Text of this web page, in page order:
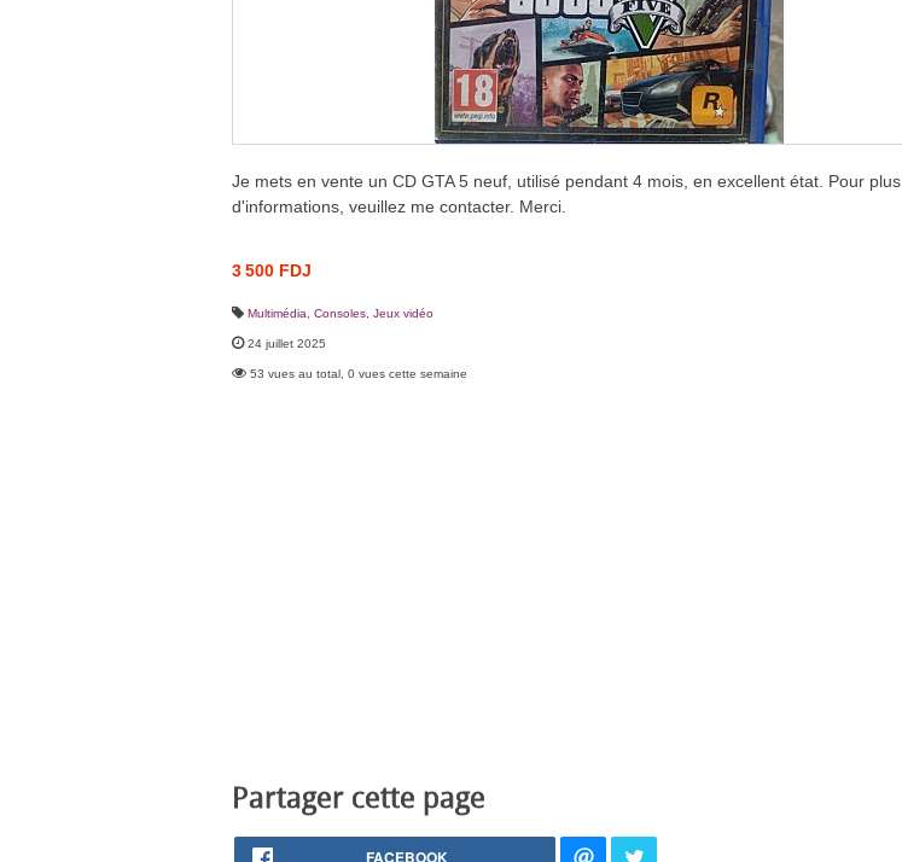
Je mets en vente un CD GTA 5 neuf, utilisé pendant 4 mois, en excellent état. Pour plus
d'informations, veuillez me contacter. Merci.
3 500 FDJ
Multimédia Consoles, Jeux vidéo
24 juillet 2025
53 vues au total, 0 vues cette semaine
Partager cette page
FACEBOOK